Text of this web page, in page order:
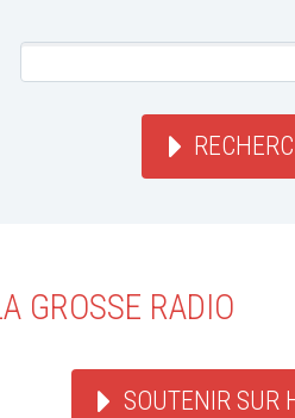
GROSSE RADIO
SOUTENIR SUR